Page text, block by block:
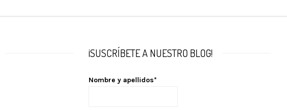
¡SUSCRÍBETE A NUESTRO BLOG!
Nombre y apellidos*